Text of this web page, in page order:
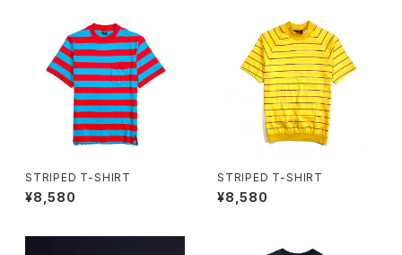
STRIPED T-SHIRT
¥8,580
STRIPED T-SHIRT
¥8,580